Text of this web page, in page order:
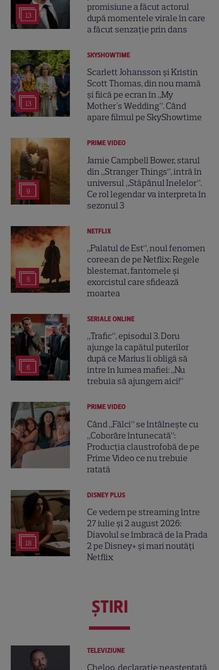
13
promisiune a făcut actorul
după momentele virale în care
a făcut senzație prin dans
13
SKYSHOWTIME
Scarlett Johansson și Kristin
Scott Thomas, din nou mamă
și fiică pe ecran în „My
Mother's Wedding”. Când
apare filmul pe SkyShowtime
9
PRIME VIDEO
Jamie Campbell Bower, starul
din „Stranger Things”, intră în
universul „Stăpânul Inelelor”.
Ce rol legendar va interpreta în
sezonul 3
5
NETFLIX
„Palatul de Est”, noul fenomen
coreean de pe Netflix: Regele
blestemat, fantomele și
exorcistul care sfidează
moartea
6
SERIALE ONLINE
„Trafic”, episodul 3. Doru
ajunge la capătul puterilor
după ce Marius îi obligă să
intre în lumea mafiei: „Nu
trebuia să ajungem aici!”
PRIME VIDEO
Când „Fălci” se întâlnește cu
„Coborâre întunecată”:
Producția claustrofobă de pe
Prime Video ce nu trebuie
ratată
18
DISNEY PLUS
Ce vedem pe streaming între
27 iulie și 2 august 2026:
Diavolul se îmbracă de la Prada
2 pe Disney+ și mari noutăți
Netflix
ŞTIRI
TELEVIZIUNE
Cheloo, declarație neașteptată